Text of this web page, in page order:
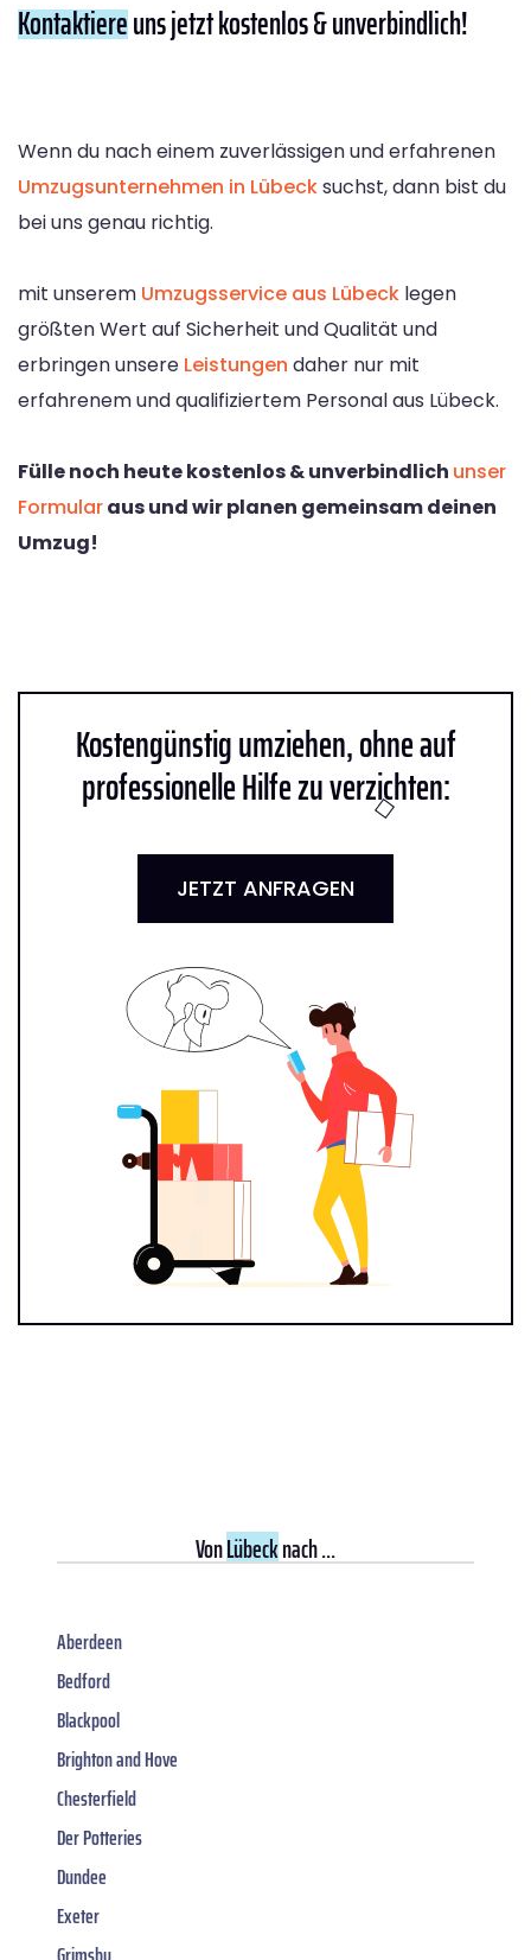
Kontaktiereuns jetzt kostenlos & unverbindlich!
Wenn du nach einem zuverlässigen und erfahrenen
Umzugsunternehmen in Lübecksuchst, dann bist du
bei uns genau richtig.
mit unserem Umzugsservice aus Lübeck legen
größten Wert auf Sicherheit und Qualität und
erbringen unsere Leistungen daher nur mit
erfahrenem und qualifiziertem Personal aus Lübeck.
Fülle noch heute kostenlos & unverbindlich unser
Formularaus und wir planen gemeinsam deinen
Umzug!
Kostengünstig umziehen, ohne auf
professionelle Hilfe zu verzichten:
JETZT ANFRAGEN
VonLübecknach ...
Aberdeen
Bedford
Blackpool
Brighton and Hove
Chesterfield
Der Potteries
Dundee
Exeter